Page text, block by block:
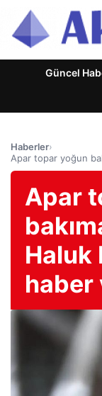
Güncel
Haberler›
Apar topar yoğun
Apar
Haluk
haber